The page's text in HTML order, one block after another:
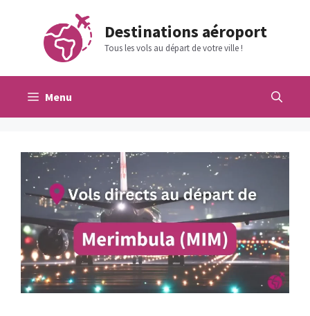
contenu
Destinations aéroport
Tous les vols au départ de votre ville !
Menu